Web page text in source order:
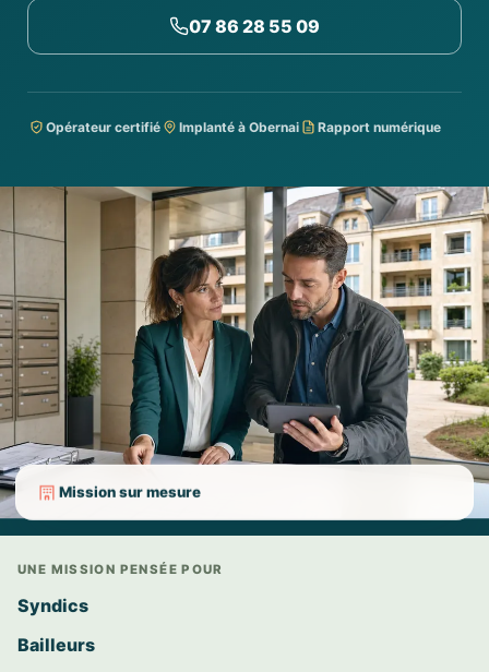
07 86 28 55 09
Opérateur certifié Implanté à Obernai Rapport numérique
Mission sur mesure
UNE MISSION PENSÉE POUR
Syndics
Bailleurs